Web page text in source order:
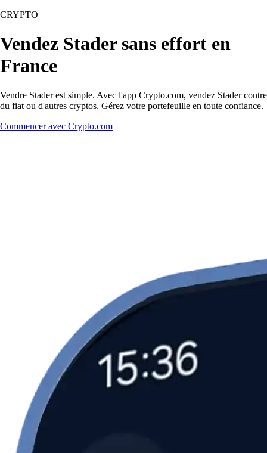
CRYPTO
Vendez Stader sans effort en
France
Vendre Stader est simple. Avec l'app Crypto.com, vendez Stader contre
du fiat ou d'autres cryptos. Gérez votre portefeuille en toute confiance.
Commencer avec Crypto.com